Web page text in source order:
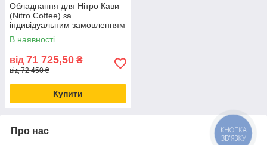
Обладнання для Нітро Кави
(Nitro Coffee) за
індивідуальним замовленням
від MagNum-beer
В наявності
від 71 725,50 ₴
від 72 450 ₴
Купити
Про нас КНОПКА
ЗВ'ЯЗКУ